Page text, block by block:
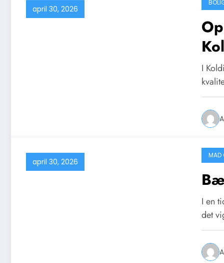
april 30, 2026
I
april 30, 2026
MAD
I en
det